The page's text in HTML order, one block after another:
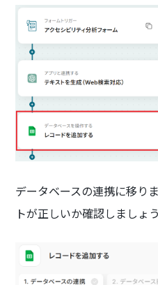
データベースの連携に移り
トが正しいか確認しましょう